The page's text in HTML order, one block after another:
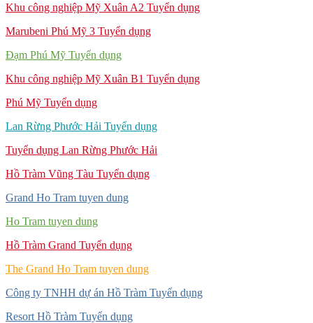
Khu công nghiệp Mỹ Xuân A2 Tuyển dụng
Marubeni Phú Mỹ 3 Tuyển dụng
Đạm Phú Mỹ Tuyển dụng
Khu công nghiệp Mỹ Xuân B1 Tuyển dụng
Phú Mỹ Tuyển dụng
Lan Rừng Phước Hải Tuyển dụng
Tuyển dụng Lan Rừng Phước Hải
Hồ Tràm Vũng Tàu Tuyển dụng
Grand Ho Tram tuyen dung
Ho Tram tuyen dung
Hồ Tràm Grand Tuyển dụng
The Grand Ho Tram tuyen dung
Công ty TNHH dự án Hồ Tràm Tuyển dụng
Resort Hồ Tràm Tuyển dụng